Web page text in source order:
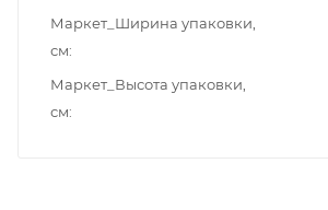
Маркет_Ширина упаковки,
см
Маркет_Высота упаковки,
см